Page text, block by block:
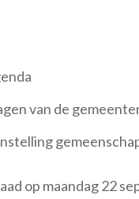
van de
op maandag 22